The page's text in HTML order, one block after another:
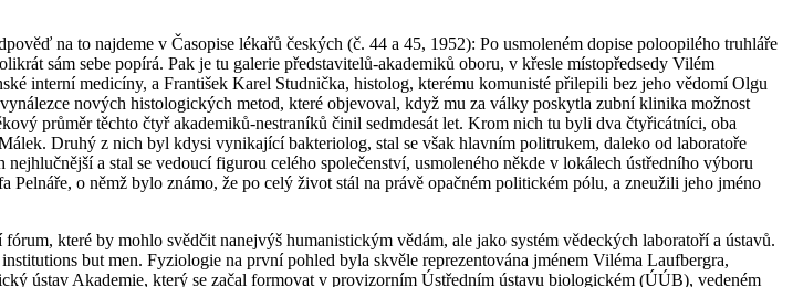
na to najdeme v Časopise lékařů českých (č. 44 a 45, 1952): Po usmoleném dopise poloopilého truhláře
sám sebe popírá. Pak je tu galerie představitelů-akademiků oboru, v křesle místopředsedy Vilém
interní medicíny, a František Karel Studnička, histolog, kterému komunisté přilepili bez jeho vědomí Olgu
nových histologických metod, které objevoval, když mu za války poskytla zubní klinika možnost
průměr těchto čtyř akademiků-nestraníků činil sedmdesát let. Krom nich tu byli dva čtyřicátníci, oba
Druhý z nich byl kdysi vynikající bakteriolog, stal se však hlavním politrukem, daleko od laboratoře
a stal se vedoucí figurou celého společenství, usmoleného někde v lokálech ústředního výboru
o němž bylo známo, že po celý život stál na právě opačném politickém pólu, a zneužili jeho jméno
které by mohlo svědčit nanejvýš humanistickým vědám, ale jako systém vědeckých laboratoří a ústavů.
but men. Fyziologie na první pohled byla skvěle reprezentována jménem Viléma Laufbergra,
ústav Akademie, který se začal formovat v provizorním Ústředním ústavu biologickém (ÚÚB), vedeném